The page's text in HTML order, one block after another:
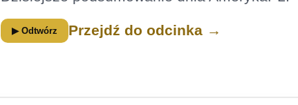
▶ Odtwórz Przejdź do odcinka →